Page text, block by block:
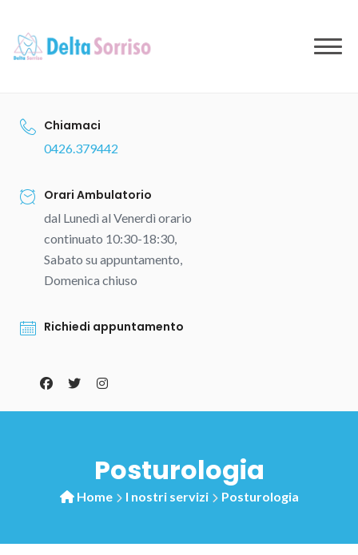
content
Chiamaci
0426.379442
Orari Ambulatorio
dal Lunedì al Venerdì orario
continuato 10:30-18:30,
Sabato su appuntamento,
Domenica chiuso
Richiedi appuntamento
Posturologia
Home I nostri servizi Posturologia